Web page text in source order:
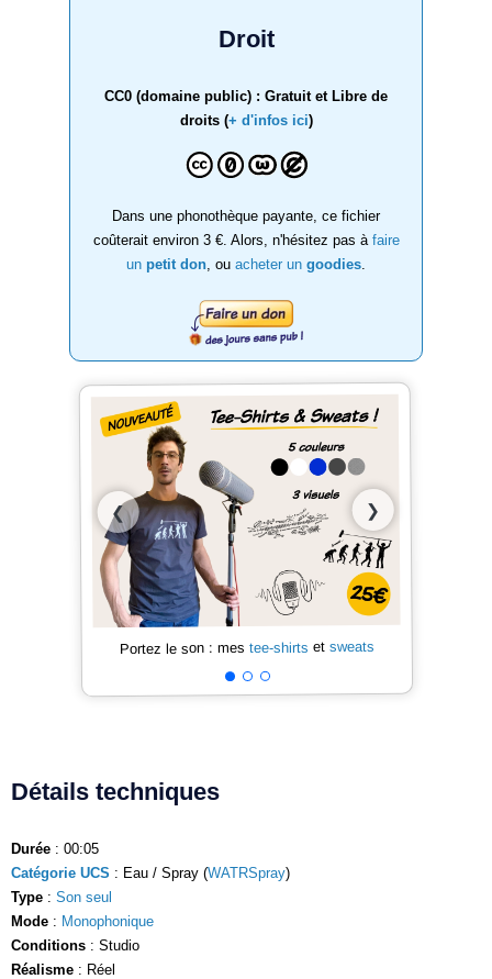
Droit
CC0 (domaine public) : Gratuit et Libre de
droits (+ d'infos ici)
Dans une phonothèque payante, ce fichier
coûterait environ 3 €. Alors, n'hésitez pas à faire
un petit don , ou acheter un goodies
❮ ❯
Portez le son : mes tee-shirts et sweats
Détails techniques
Durée : 00:05
Catégorie UCS : Eau / Spray (WATRSpray)
Type : Son seul
Mode : Monophonique
Conditions : Studio
Réalisme : Réel